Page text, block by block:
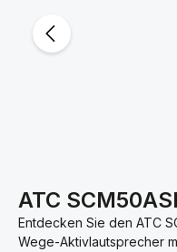
ATC
Entdecken Sie den ATC
Wege-Aktivlautsprecher